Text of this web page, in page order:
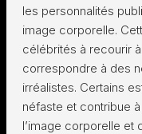
les personnalités
image corporelle.
célébrités à recourir
correspondre à des
irréalistes. Certains
néfaste et contribue
l’image corporelle et